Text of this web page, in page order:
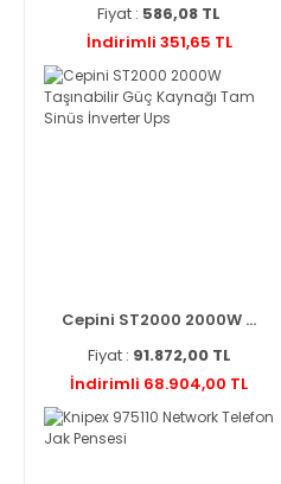
Fiyat : 586,08 TL
İndirimli 351,65 TL
Cepini ST2000 2000W ...
Fiyat : 91.872,00 TL
İndirimli 68.904,00 TL